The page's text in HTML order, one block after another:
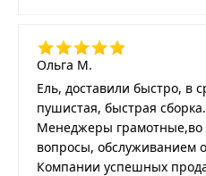
Ольга М.
Ель, доставили быстро, в
пушистая, быстрая
Менеджеры грамотные,во
вопросы, обслуживанием
Компании успешных